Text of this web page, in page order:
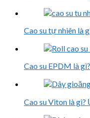
Cao su tự nhiên là
Cao su EPDM là
Cao su Viton là